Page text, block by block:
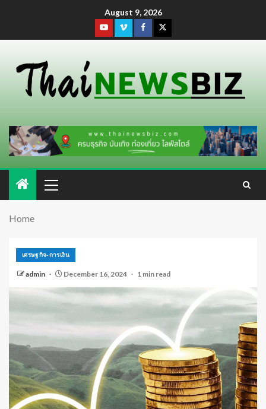
August 9, 2026
Home
เศรษฐกิจ-การเงิน
admin December 16, 2024 1 min read